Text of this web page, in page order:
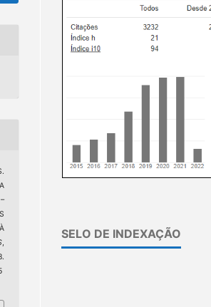
,
SELO DE INDEXAÇÃO